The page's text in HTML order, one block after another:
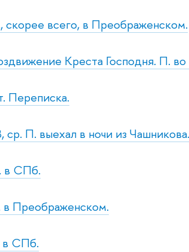
скорее всего, в Преображенском.
Креста Господня. П.
Переписка.
П. выехал в ночи из Чашникова.
в СПб.
в Преображенском.
в СПб.